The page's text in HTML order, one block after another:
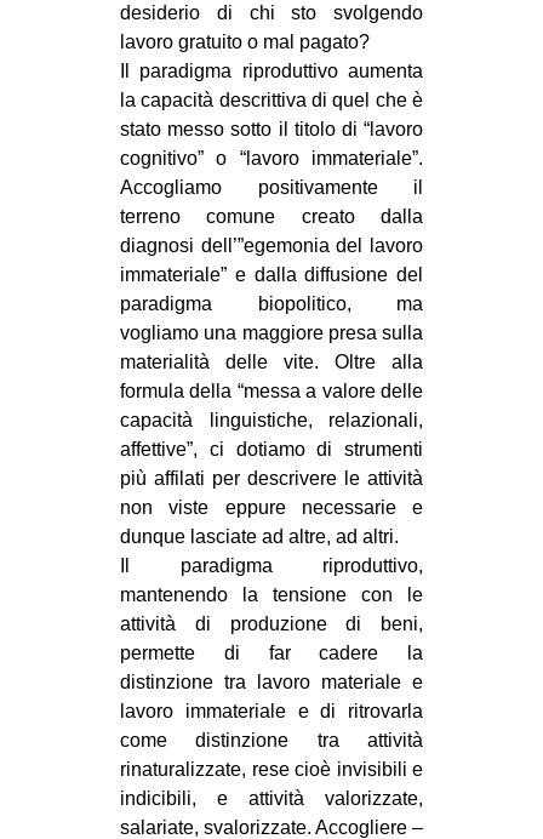
desiderio di chi sto svolgendo
lavoro gratuito o mal pagato?
Il paradigma riproduttivo aumenta
la capacità descrittiva di quel che è
stato messo sotto il titolo di “lavoro
cognitivo” o “lavoro immateriale”.
Accogliamo positivamente il
terreno comune creato dalla
diagnosi dell’”egemonia del lavoro
immateriale” e dalla diffusione del
paradigma biopolitico, ma
vogliamo una maggiore presa sulla
materialità delle vite. Oltre alla
formula della “messa a valore delle
capacità linguistiche, relazionali,
affettive”, ci dotiamo di strumenti
più affilati per descrivere le attività
non viste eppure necessarie e
dunque lasciate ad altre, ad altri.
Il paradigma riproduttivo,
mantenendo la tensione con le
attività di produzione di beni,
permette di far cadere la
distinzione tra lavoro materiale e
lavoro immateriale e di ritrovarla
come distinzione tra attività
rinaturalizzate, rese cioè invisibili e
indicibili, e attività valorizzate,
salariate, svalorizzate. Accogliere –